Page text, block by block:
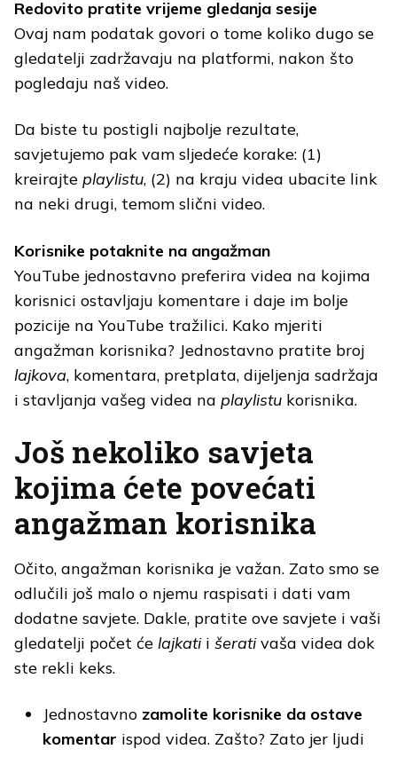
Redovito pratite vrijeme gledanja sesije
Ovaj nam podatak govori o tome koliko dugo se
gledatelji zadržavaju na platformi, nakon što
pogledaju naš video.
Da biste tu postigli najbolje rezultate,
savjetujemo pak vam sljedeće korake: (1)
kreirajte playlistu, (2) na kraju videa ubacite link
na neki drugi, temom slični video.
Korisnike potaknite na angažman
YouTube jednostavno preferira videa na kojima
korisnici ostavljaju komentare i daje im bolje
pozicije na YouTube tražilici. Kako mjeriti
angažman korisnika? Jednostavno pratite broj
lajkova, komentara, pretplata, dijeljenja sadržaja
i stavljanja vašeg videa na playlistu korisnika.
Još nekoliko savjeta
kojima ćete povećati
angažman korisnika
Očito, angažman korisnika je važan. Zato smo se
odlučili još malo o njemu raspisati i dati vam
dodatne savjete. Dakle, pratite ove savjete i vaši
gledatelji počet će lajkatii šerativaša videa dok
ste rekli keks.
Jednostavno zamolite korisnike da ostave
komentar ispod videa. Zašto? Zato jer ljudi